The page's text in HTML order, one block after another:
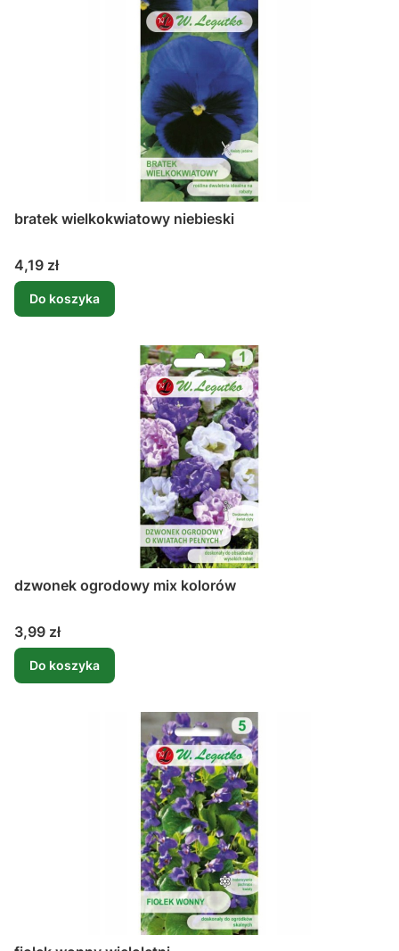
bratek wielkokwiatowy niebieski
Cena
4,19 zł
Do koszyka
dzwonek ogrodowy mix kolorów
Cena
3,99 zł
Do koszyka